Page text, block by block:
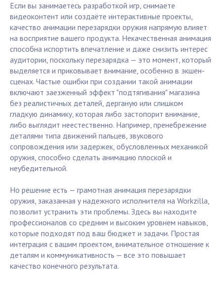
Если вы занимаетесь разработкой игр, снимаете
видеоконтент или создаёте интерактивные проекты,
качество анимации перезарядки оружия напрямую влияет
на восприятие вашего продукта. Некачественная анимация
способна испортить впечатление и даже снизить интерес
аудитории, поскольку перезарядка — это момент, который
выделяется и приковывает внимание, особенно в экшен-
сценах. Частые ошибки при создании такой анимации
включают заезженный эффект "подтягивания" магазина
без реалистичных деталей, дерганую или слишком
гладкую динамику, которая либо застопорит внимание,
либо выглядит неестественно. Например, пренебрежение
деталями типа движений пальцев, звукового
сопровождения или задержек, обусловленных механикой
оружия, способно сделать анимацию плоской и
неубедительной.
Но решение есть — грамотная анимация перезарядки
оружия, заказанная у надежного исполнителя на Workzilla,
позволит устранить эти проблемы. Здесь вы находите
профессионалов со средним и высоким уровнем навыков,
которые подходят под ваш бюджет и задачи. Простая
интеграция с вашим проектом, внимательное отношение к
деталям и коммуникативность — все это повышает
качество конечного результата.